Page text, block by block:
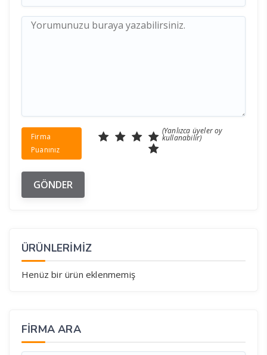
Firma
Puanınız
(Yanlızca üyeler oy
kullanabilir)
ÜRÜNLERİMİZ
Henüz bir ürün eklenmemiş
FIRMA ARA